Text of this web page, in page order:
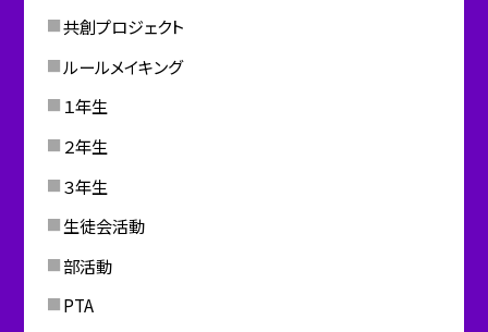
共創プロジェクト
ルールメイキング
１年生
２年生
３年生
生徒会活動
部活動
PTA